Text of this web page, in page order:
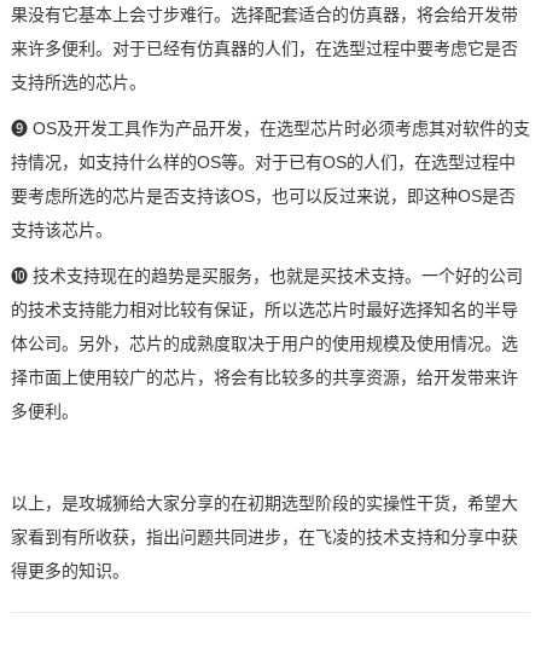
果没有它基本上会寸步难行。选择配套适合的仿真器，将会给开发带
来许多便利。对于已经有仿真器的人们，在选型过程中要考虑它是否
支持所选的芯片。
❾ OS及开发工具作为产品开发，在选型芯片时必须考虑其对软件的支
持情况，如支持什么样的OS等。对于已有OS的人们，在选型过程中
要考虑所选的芯片是否支持该OS，也可以反过来说，即这种OS是否
支持该芯片。
➓ 技术支持现在的趋势是买服务，也就是买技术支持。一个好的公司
的技术支持能力相对比较有保证，所以选芯片时最好选择知名的半导
体公司。另外，芯片的成熟度取决于用户的使用规模及使用情况。选
择市面上使用较广的芯片，将会有比较多的共享资源，给开发带来许
多便利。
以上，是攻城狮给大家分享的在初期选型阶段的实操性干货，希望大
家看到有所收获，指出问题共同进步，在飞凌的技术支持和分享中获
得更多的知识。